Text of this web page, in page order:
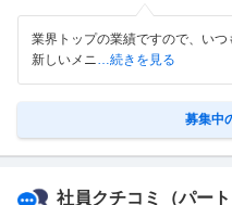
業界トップの業績ですので、いつ
新しいメニ
…続きを見る
募集中
社員クチコミ （パー